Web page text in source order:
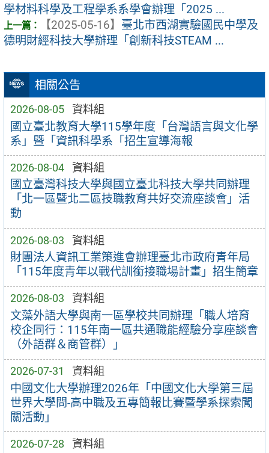
相關公告
2026-08-05 資料組
國立臺北教育大學115學年度「台灣語言與文化學
系」暨「資訊科學系「招生宣導海報
2026-08-04 資料組
國立臺灣科技大學與國立臺北科技大學共同辦理
「北一區暨北二區技職教育共好交流座談會」活
動
2026-08-03 資料組
財團法人資訊工業策進會辦理臺北市政府青年局
「115年度青年以戰代訓銜接職場計畫」招生簡章
2026-08-03 資料組
文藻外語大學與南一區學校共同辦理「職人培育
校企同行：115年南一區共通職能經驗分享座談會
（外語群＆商管群）」
2026-07-31 資料組
中國文化大學辦理2026年「中國文化大學第三屆
世界大學問-高中職及五專簡報比賽暨學系探索闖
關活動」
2026-07-28 資料組
學材料科學及工程學系系學會辦理「2025 ...
【2025-05-16】 臺北市西湖實驗國民中學及
德明財經科技大學辦理「創新科技STEAM ...